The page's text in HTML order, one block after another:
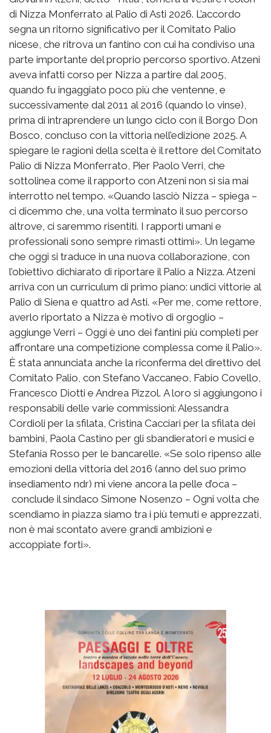
di Nizza Monferrato al Palio di Asti 2026. L’accordo
segna un ritorno significativo per il Comitato Palio
nicese, che ritrova un fantino con cui ha condiviso una
parte importante del proprio percorso sportivo. Atzeni
aveva infatti corso per Nizza a partire dal 2005,
quando fu ingaggiato poco più che ventenne, e
successivamente dal 2011 al 2016 (quando lo vinse),
prima di intraprendere un lungo ciclo con il Borgo Don
Bosco, concluso con la vittoria nell’edizione 2025. A
spiegare le ragioni della scelta è il rettore del Comitato
Palio di Nizza Monferrato, Pier Paolo Verri, che
sottolinea come il rapporto con Atzeni non si sia mai
interrotto nel tempo. «Quando lasciò Nizza – spiega –
ci dicemmo che, una volta terminato il suo percorso
altrove, ci saremmo risentiti. I rapporti umani e
professionali sono sempre rimasti ottimi». Un legame
che oggi si traduce in una nuova collaborazione, con
l’obiettivo dichiarato di riportare il Palio a Nizza. Atzeni
arriva con un curriculum di primo piano: undici vittorie al
Palio di Siena e quattro ad Asti. «Per me, come rettore,
averlo riportato a Nizza è motivo di orgoglio –
aggiunge Verri – Oggi è uno dei fantini più completi per
affrontare una competizione complessa come il Palio».
È stata annunciata anche la riconferma del direttivo del
Comitato Palio, con Stefano Vaccaneo, Fabio Covello,
Francesco Diotti e Andrea Pizzol. A loro si aggiungono i
responsabili delle varie commissioni: Alessandra
Cordioli per la sfilata, Cristina Cacciari per la sfilata dei
bambini, Paola Castino per gli sbandieratori e musici e
Stefania Rosso per le bancarelle. «Se solo ripenso alle
emozioni della vittoria del 2016 (anno del suo primo
insediamento ndr) mi viene ancora la pelle d’oca –
conclude il sindaco Simone Nosenzo – Ogni volta che
scendiamo in piazza siamo tra i più temuti e apprezzati,
non è mai scontato avere grandi ambizioni e
accoppiate forti».